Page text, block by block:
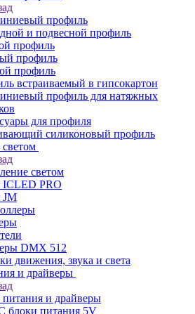
профиль
и подвесной профиль
профиль
профиль
профиль
встраиваемый в гипсокартон
профиль для натяжных
для профиля
силиконовый профиль
светом
ICLED PRO
JM
DMX 512
движения, звука и света
и драйверы
и драйверы
блоки питания 5V